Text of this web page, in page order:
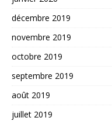
décembre 2019
novembre 2019
octobre 2019
septembre 2019
août 2019
juillet 2019